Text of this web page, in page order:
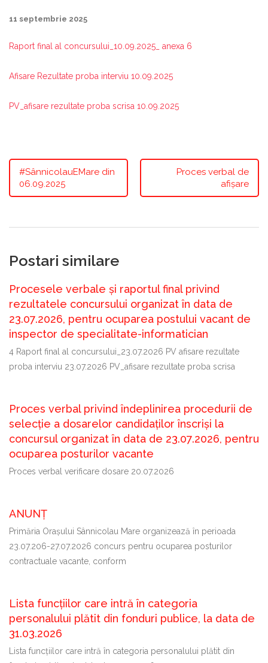
11 septembrie 2025
Raport final al concursului_10.09.2025_ anexa 6
Afisare Rezultate proba interviu 10.09.2025
PV_afisare rezultate proba scrisa 10.09.2025
#SânnicolauEMare din
06.09.2025
Proces verbal de
afișare
Postari similare
Procesele verbale și raportul final privind
rezultatele concursului organizat în data de
23.07.2026, pentru ocuparea postului vacant de
inspector de specialitate-informatician
4 Raport final al concursului_23.07.2026 PV afisare rezultate
proba interviu 23.07.2026 PV_afisare rezultate proba scrisa
Proces verbal privind îndeplinirea procedurii de
selecție a dosarelor candidaților înscriși la
concursul organizat în data de 23.07.2026, pentru
ocuparea posturilor vacante
Proces verbal verificare dosare 20.07.2026
ANUNȚ
Primăria Oraşului Sânnicolau Mare organizează în perioada
23.07.206-27.07.2026 concurs pentru ocuparea posturilor
contractuale vacante, conform
Lista funcțiilor care intră în categoria
personalului plătit din fonduri publice, la data de
31.03.2026
Lista funcțiilor care intră în categoria personalului plătit din